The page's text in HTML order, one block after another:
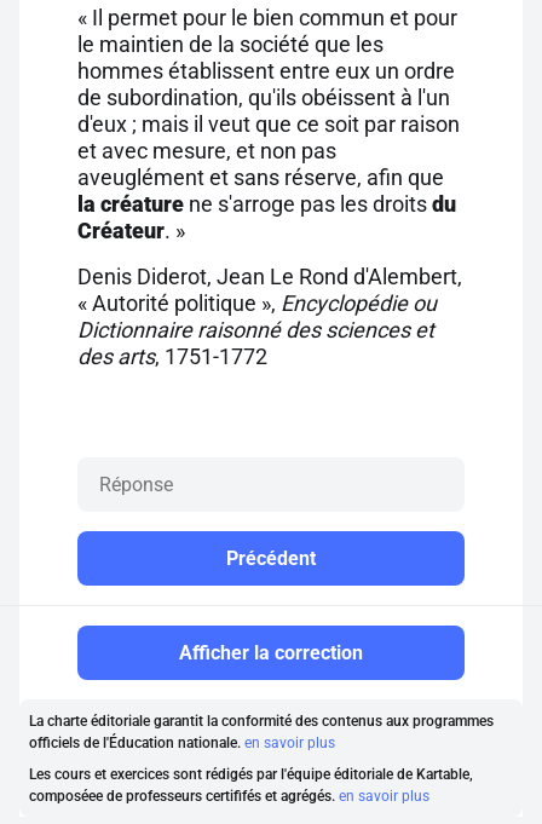
« Il permet pour le bien commun et pour
le maintien de la société que les
hommes établissent entre eux un ordre
de subordination, qu'ils obéissent à l'un
d'eux ; mais il veut que ce soit par raison
et avec mesure, et non pas
aveuglément et sans réserve, afin que
la créature ne s'arroge pas les droitsdu
Créateur. »
Denis Diderot, Jean Le Rond d'Alembert,
« Autorité politique », Encyclopédie ou
Dictionnaire raisonné des sciences et
des arts, 1751-1772
Précédent
Afficher la correction
La charte éditoriale garantit la conformité des contenus aux programmes
officiels de l'Éducation nationale. en savoir plus
Les cours et exercices sont rédigés par l'équipe éditoriale de Kartable,
composéee de professeurs certififés et agrégés. en savoir plus